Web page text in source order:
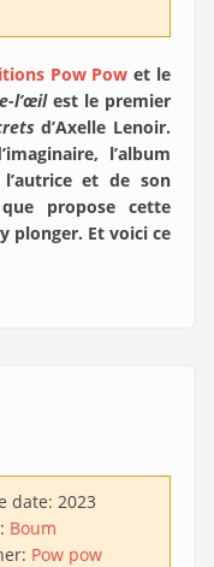
Pow Pow et le
l’œil est le premier
d’Axelle Lenoir.
l’album
et de son
propose cette
plonger. Et voici ce
date: 2023
Boum
Pow pow